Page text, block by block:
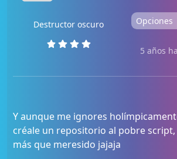
Destructor oscuro Opciones
5 años
Y aunque me ignores
créale un repositorio al pobre
más que meresido jajaja